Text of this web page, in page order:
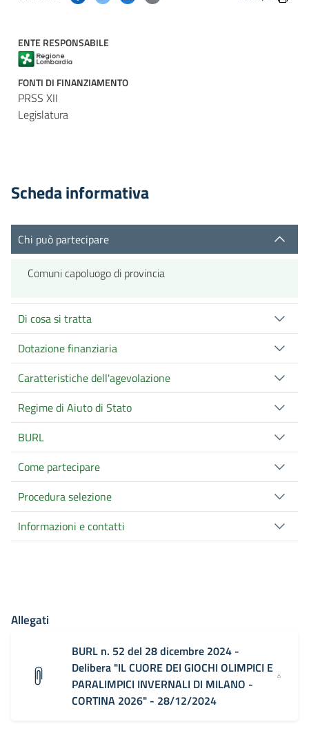
ENTE RESPONSABILE
FONTI DI FINANZIAMENTO
PRSS XII
Legislatura
Scheda informativa
Chi può partecipare
Comuni capoluogo di provincia
Di cosa si tratta
Dotazione finanziaria
Caratteristiche dell'agevolazione
Regime di Aiuto di Stato
BURL
Come partecipare
Procedura selezione
Informazioni e contatti
Allegati
BURL n. 52 del 28 dicembre 2024 -
Delibera "IL CUORE DEI GIOCHI OLIMPICI E
PARALIMPICI INVERNALI DI MILANO -
CORTINA 2026" - 28/12/2024